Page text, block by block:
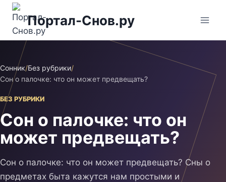
Перейти
содержимому
Портал-Снов.ру
Сонник/Без рубрики/
Сон о палочке: что он может предвещать?
БЕЗ РУБРИКИ
Сон о палочке: что он
может предвещать?
Сон о палочке: что он может предвещать? Сны о
предметах быта кажутся нам простыми и